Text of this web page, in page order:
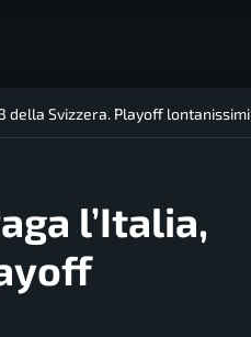
della Svizzera. Playoff lontanissimi
l’Italia,